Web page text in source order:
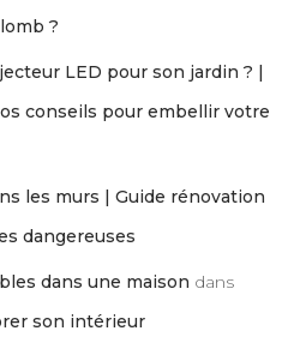
?
LED pour son jardin ? |
conseils pour embellir votre
les murs | Guide rénovation
dangereuses
dans une maison dans
son intérieur